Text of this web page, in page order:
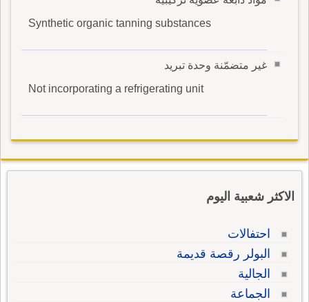
Synthetic organic tanning substances
غير متضمّنة وحدة تبريد
Not incorporating a refrigerating unit
الاكثر شعبية اليوم
احتفالات
البولر رقصة قديمة
الجالية
الجماعة